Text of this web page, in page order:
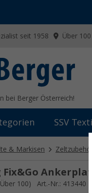
seit 1958 Über
bei Berger Österreich!
SSV Textil
& Markisen Zeltzubehör
Fix&Go
Über100) Art.-Nr.: 413440